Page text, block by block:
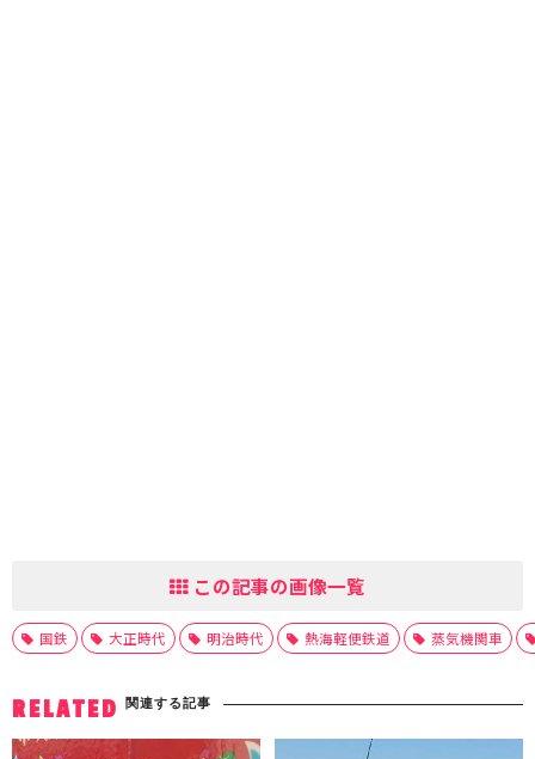
この記事の画像一覧
国鉄 大正時代 明治時代 熱海軽便鉄道 蒸気機関車
RELATED 関連する記事